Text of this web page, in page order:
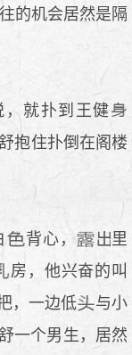
往的机会居然是隔
，就扑到王健
抱住扑倒在阁楼
背心，
里
房，他兴奋的叫
，一边低
与小
一个男生，居然